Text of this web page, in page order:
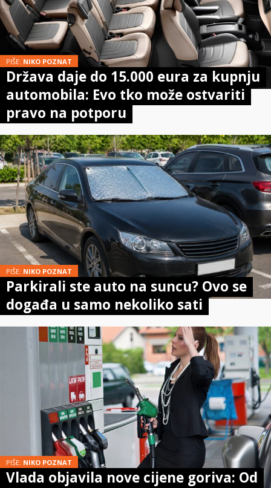
PIŠE: NIKO POZNAT
Država daje do 15.000 eura za kupnju
automobila: Evo tko može ostvariti
pravo na potporu
PIŠE: NIKO POZNAT
Parkirali ste auto na suncu? Ovo se
događa u samo nekoliko sati
PIŠE: NIKO POZNAT
Vlada objavila nove cijene goriva: Od